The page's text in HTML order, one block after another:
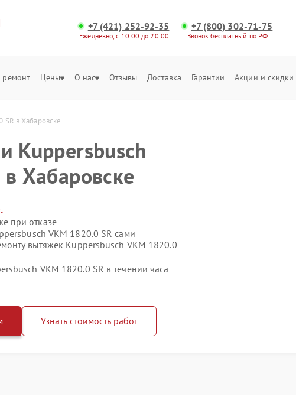
+7 (421) 252-92-35
Ежедневно, с 10:00 до 20:00
+7 (800) 302-71-75
Звонок бесплатный по РФ
Цены О нас Отзывы Доставка Гарантии Акции и скидки
в Хабаровске
Kuppersbusch
Хабаровске
при отказе
VKM 1820.0 SR сами
вытяжек Kuppersbusch VKM 1820.0
VKM 1820.0 SR в течении часа
Узнать стоимость работ